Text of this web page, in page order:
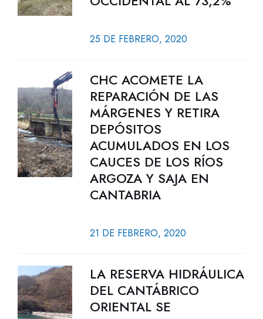
25 DE FEBRERO, 2020
CHC ACOMETE LA
REPARACIÓN DE LAS
MÁRGENES Y RETIRA
DEPÓSITOS
ACUMULADOS EN LOS
CAUCES DE LOS RÍOS
ARGOZA Y SAJA EN
CANTABRIA
21 DE FEBRERO, 2020
LA RESERVA HIDRÁULICA
DEL CANTÁBRICO
ORIENTAL SE